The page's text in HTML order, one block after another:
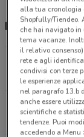
Negozi Eolo
Via
274 m
Via dei
658 m
alla tua cronologia
Shopfully/Tiendeo.
che hai navigato
tema vacanze.
il relativo
rete e agli
condivisi con terze
le esperienze
nel paragrafo 13.b
anche essere
scientifiche e
tendenze. Puoi
accedendo a